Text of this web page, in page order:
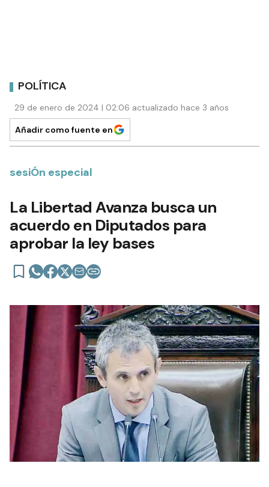
POLÍTICA
29 de enero de 2024 | 02:06 actualizado hace 3 años
Añadir como fuente en
sesiÓn especial
La Libertad Avanza busca un
acuerdo en Diputados para
aprobar la ley bases